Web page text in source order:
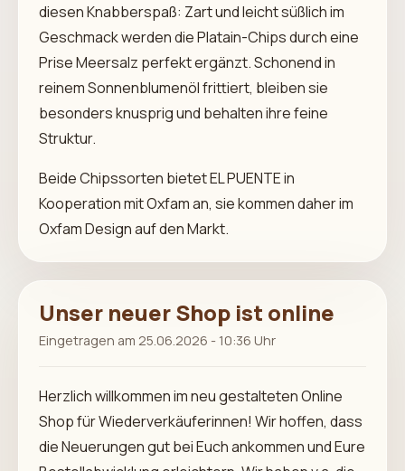
diesen Knabberspaß: Zart und leicht süßlich im
Geschmack werden die Platain-Chips durch eine
Prise Meersalz perfekt ergänzt. Schonend in
reinem Sonnenblumenöl frittiert, bleiben sie
besonders knusprig und behalten ihre feine
Struktur.
Beide Chipssorten bietet EL PUENTE in
Kooperation mit Oxfam an, sie kommen daher im
Oxfam Design auf den Markt.
Unser neuer Shop ist online
Eingetragen am 25.06.2026 - 10:36 Uhr
Herzlich willkommen im neu gestalteten Online
Shop für Wiederverkäuferinnen! Wir hoffen, dass
die Neuerungen gut bei Euch ankommen und Eure